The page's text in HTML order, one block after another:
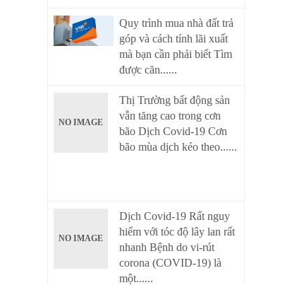
Quy trình mua nhà đất trả
góp và cách tính lãi xuất
mà bạn cần phải biết Tìm
được căn......
NO IMAGE
Thị Trường bất động sản
vẫn tăng cao trong cơn
bão Dịch Covid-19 Cơn
bão mùa dịch kéo theo......
NO IMAGE
Dịch Covid-19 Rất nguy
hiểm với tóc độ lây lan rất
nhanh Bệnh do vi-rút
corona (COVID-19) là
một......